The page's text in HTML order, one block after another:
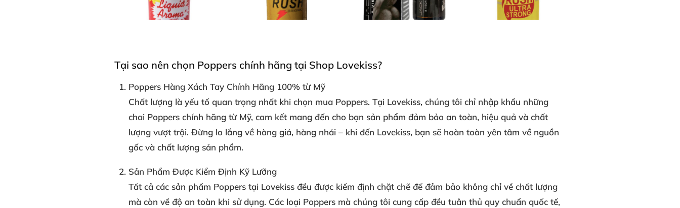
Tại sao nên chọn Poppers chính hãng tại Shop Lovekiss?
Poppers Hàng Xách Tay Chính Hãng 100% từ Mỹ
Chất lượng là yếu tố quan trọng nhấtkhi chọn mua Poppers. Tại Lovekiss, chúng tôi chỉ nhập khẩu những
chai Poppers chính hãng từ Mỹ, cam kết mang đến cho bạn sản phẩm đảm bảo an toàn, hiệu quả và chất
lượng vượt trội. Đừng lo lắng về hàng giả, hàng nhái – khi đến Lovekiss, bạn sẽ hoàn toàn yên tâm về nguồn
gốc và chất lượng sản phẩm.
Sản Phẩm Được Kiểm Định Kỹ Lưỡng
Tất cả các sản phẩm Poppers tại Lovekiss đều được kiểm định chặt chẽđể đảm bảo không chỉ về chất lượng
mà còn về độ an toàn khi sử dụng. Các loại Poppers mà chúng tôi cung cấp đều tuân thủ quy chuẩn quốc tế,